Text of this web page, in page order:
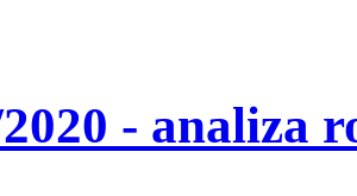
- analiza